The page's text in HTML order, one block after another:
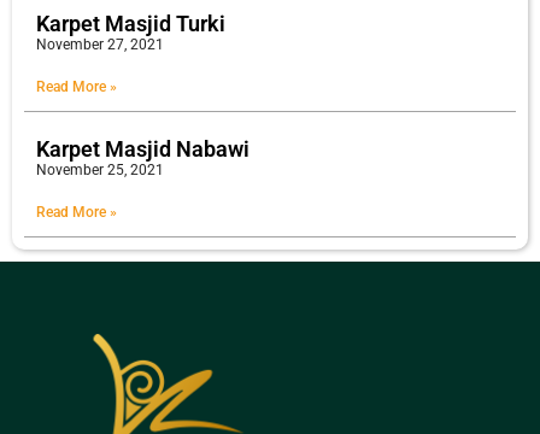
Karpet Masjid Turki
November 27, 2021
Read More »
Karpet Masjid Nabawi
November 25, 2021
Read More »